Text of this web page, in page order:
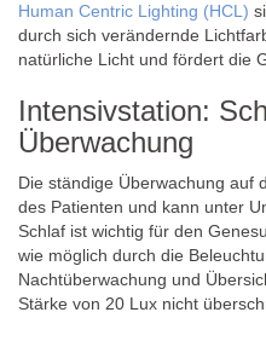
Human Centric Lighting (HCL)
durch sich verändernde
natürliche Licht und fördert die
Intensivstation:
Überwachung
Die ständige Überwachung auf
des Patienten und kann unter
Schlaf ist wichtig für den
wie möglich durch die
Nachtüberwachung und
Stärke von 20 Lux nicht